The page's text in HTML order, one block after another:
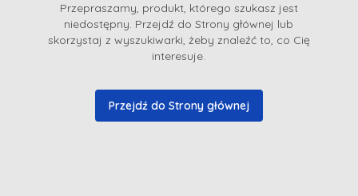
Przepraszamy, produkt, którego szukasz jest
niedostępny. Przejdź do Strony głównej lub
skorzystaj z wyszukiwarki, żeby znaleźć to, co Cię
interesuje.
Przejdź do Strony głównej